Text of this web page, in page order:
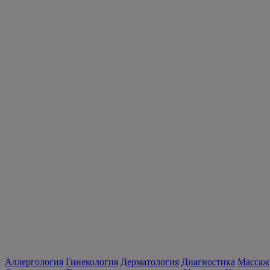
Аллергология Гинекология Дерматология Диагностика Массаж